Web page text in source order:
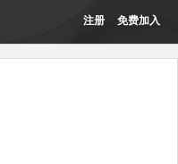
注册 免费加入